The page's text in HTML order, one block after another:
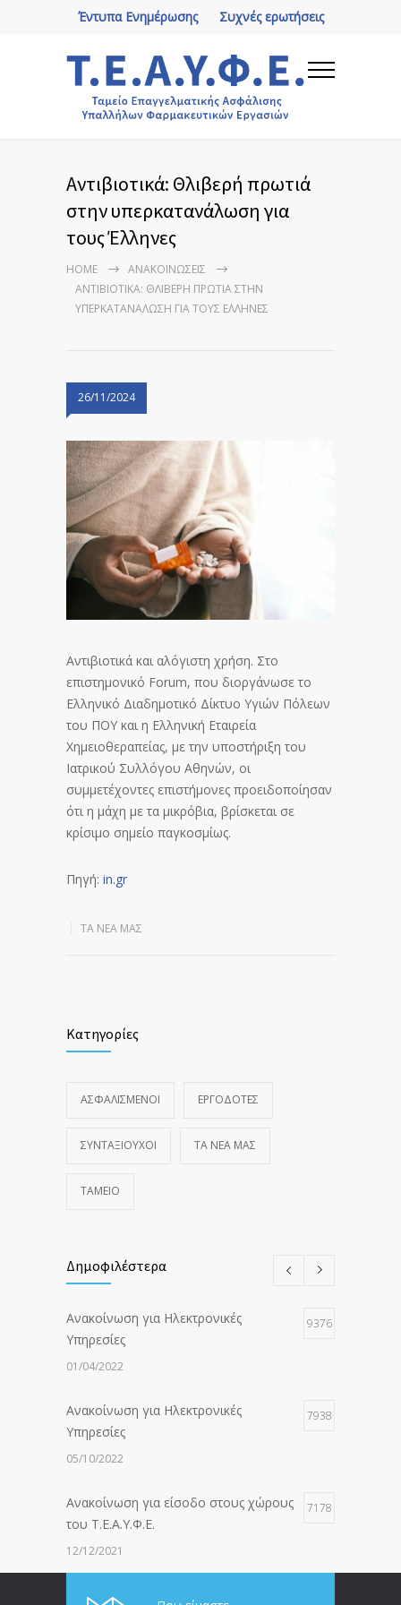
Συχνές ερωτήσεις
Έντυπα Ενημέρωσης
Αντιβιοτικά: Θλιβερή πρωτιά
στην υπερκατανάλωση για
τους Έλληνες
HOME
ΑΝΑΚΟΙΝΏΣΕΙΣ
ΑΝΤΙΒΙΟΤΙΚΆ: ΘΛΙΒΕΡΉ ΠΡΩΤΙΆ ΣΤΗΝ
ΥΠΕΡΚΑΤΑΝΆΛΩΣΗ ΓΙΑ ΤΟΥΣ ΈΛΛΗΝΕΣ
26/11/2024
Αντιβιοτικά και αλόγιστη χρήση. Στο
επιστημονικό Forum, που διοργάνωσε το
Ελληνικό Διαδημοτικό Δίκτυο Υγιών Πόλεων
του ΠΟΥ και η Ελληνική Εταιρεία
Χημειοθεραπείας, με την υποστήριξη του
Ιατρικού Συλλόγου Αθηνών, οι
συμμετέχοντες επιστήμονες προειδοποίησαν
ότι η μάχη με τα μικρόβια, βρίσκεται σε
κρίσιμο σημείο παγκοσμίως.
Πηγή: in.gr
ΤΑ ΝΈΑ ΜΑΣ
Κατηγορίες
ΑΣΦΑΛΙΣΜΕΝΟΙ ΕΡΓΟΔΟΤΕΣ
ΣΥΝΤΑΞΙΟΥΧΟΙ ΤΑ ΝΈΑ ΜΑΣ
ΤΑΜΕΙΟ
Δημοφιλέστερα
Ανακοίνωση για Ηλεκτρονικές
Υπηρεσίες
9376
01/04/2022
Ανακοίνωση για Ηλεκτρονικές
Υπηρεσίες
7938
05/10/2022
Ανακοίνωση για είσοδο στους χώρους
του Τ.Ε.Α.Υ.Φ.Ε.
7178
12/12/2021
ΑΝΑΚΟΙΝΩΣΗ ΠΡΟΣ ΣΥΝΤΑΞΙΟΥΧΟΥΣ